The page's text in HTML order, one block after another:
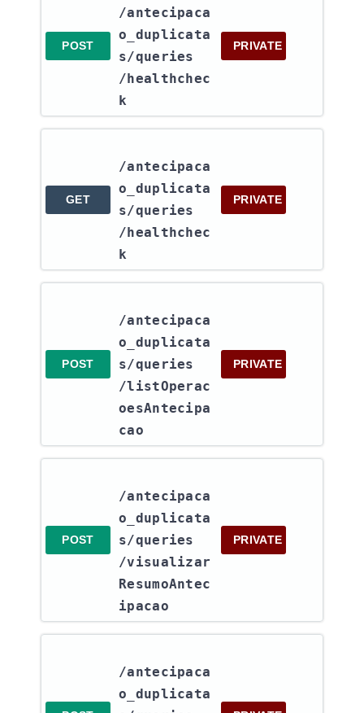
POST
/antecipaca
o_duplicata
s​/queries​
/healthchec
k
PRIVATE
GET
/antecipaca
o_duplicata
s​/queries​
/healthchec
k
PRIVATE
POST
/antecipaca
o_duplicata
s​/queries​
/listOperac
oesAntecipa
cao
PRIVATE
POST
/antecipaca
o_duplicata
s​/queries​
/visualizar
ResumoAntec
ipacao
PRIVATE
/antecipaca
o_duplicata